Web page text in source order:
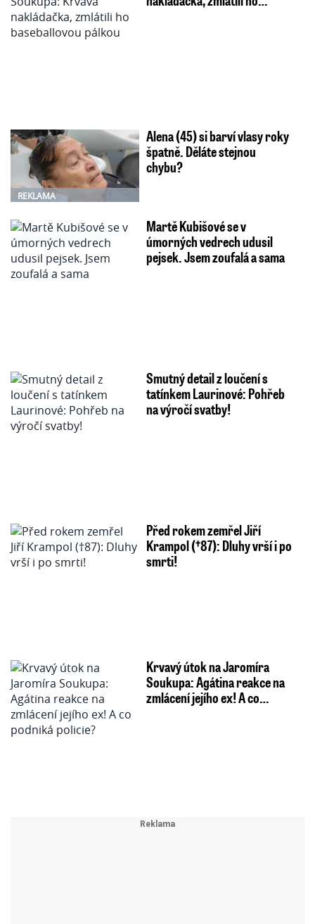
REKLAMA
Alena (45) si barví vlasy roky
špatně. Děláte stejnou
chybu?
Martě Kubišové se v
úmorných vedrech udusil
pejsek. Jsem zoufalá a sama
Smutný detail z loučení s
tatínkem Laurinové: Pohřeb
na výročí svatby!
Před rokem zemřel Jiří
Krampol (†87): Dluhy vrší i po
smrti!
Krvavý útok na Jaromíra
Soukupa: Agátina reakce na
zmlácení jejího ex! A co…